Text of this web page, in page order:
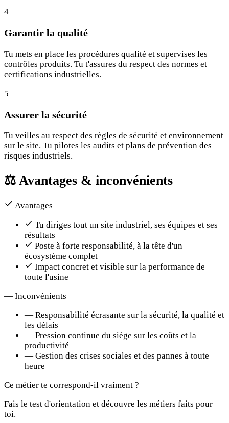
4
Garantir la qualité
Tu mets en place les procédures qualité et supervises les
contrôles produits. Tu t'assures du respect des normes et
certifications industrielles.
5
Assurer la sécurité
Tu veilles au respect des règles de sécurité et environnement
sur le site. Tu pilotes les audits et plans de prévention des
risques industriels.
⚖️ Avantages & inconvénients
Avantages
Tu diriges tout un site industriel, ses équipes et ses
résultats
Poste à forte responsabilité, à la tête d'un
écosystème complet
Impact concret et visible sur la performance de
toute l'usine
— Inconvénients
— Responsabilité écrasante sur la sécurité, la qualité et
les délais
— Pression continue du siège sur les coûts et la
productivité
— Gestion des crises sociales et des pannes à toute
heure
Ce métier te correspond-il vraiment ?
Fais le test d'orientation et découvre les métiers faits pour
toi.